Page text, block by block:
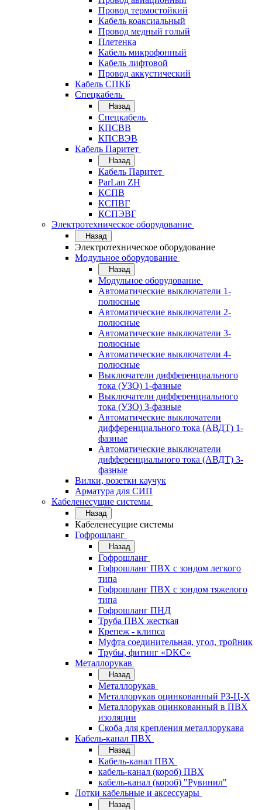
Провод термостойкий
Кабель коаксиальный
Провод медный голый
Плетенка
Кабель микрофонный
Кабель лифтовой
Провод аккустический
Кабель СПКБ
Спецкабель
Назад
Спецкабель
КПСВВ
КПСВЭВ
Кабель Паритет
Назад
Кабель Паритет
ParLan ZH
КСПВ
КСПВГ
КСПЭВГ
Электротехническое оборудование
Назад
Электротехническое оборудование
Модульное оборудование
Назад
Модульное оборудование
Автоматические выключатели 1-
полюсные
Автоматические выключатели 2-
полюсные
Автоматические выключатели 3-
полюсные
Автоматические выключатели 4-
полюсные
Выключатели дифференциального
тока (УЗО) 1-фазные
Выключатели дифференциального
тока (УЗО) 3-фазные
Автоматические выключатели
дифференциального тока (АВДТ) 1-
фазные
Автоматические выключатели
дифференциального тока (АВДТ) 3-
фазные
Вилки, розетки каучук
Арматура для СИП
Кабеленесущие системы
Назад
Кабеленесущие системы
Гофрошланг
Назад
Гофрошланг
Гофрошланг ПВХ с зондом легкого
типа
Гофрошланг ПВХ с зондом тяжелого
типа
Гофрошланг ПНД
Труба ПВХ жесткая
Крепеж - клипса
Муфта соединительная, угол, тройник
Трубы, фитинг «DKC»
Металлорукав
Назад
Металлорукав
Металлорукав оцинкованный РЗ-Ц-Х
Металлорукав оцинкованный в ПВХ
изоляции
Скоба для крепления металлорукава
Кабель-канал ПВХ
Назад
Кабель-канал ПВХ
кабель-канал (короб) ПВХ
кабель-канал (короб) "Рувинил"
Лотки кабельные и аксессуары
Назад